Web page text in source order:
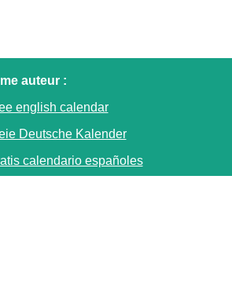
auteur :
english calendar
Deutsche Kalender
calendario españoles